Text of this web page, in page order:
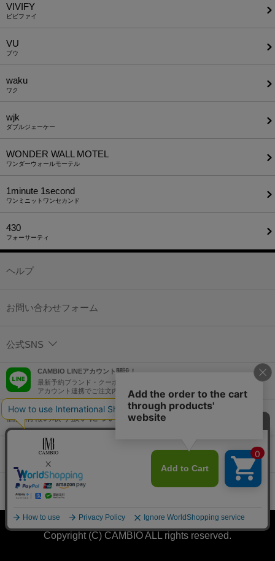
VIVIFY
ビビファイ
VU
ブウ
waku
ワク
wjk
ダブルジェーケー
WONDER WALL MOTEL
ワンダーウォールモーテル
1minute​ 1second
ワンミニットワンセカンド
430
フォーサーティ
ヘルプ
お問い合わせフォーム
公式SNS
CAMBIO LINEアカウント開設！
最新予約ブランド・クーポン情報などを配信！
アカウント連携でご注文内容をLINEでも確認可能！
個人情報の取り扱いについて
特定商取引法に基づく表示
コーポレートサイト
Copyright (C) CAMBIO ALL rights reserved.